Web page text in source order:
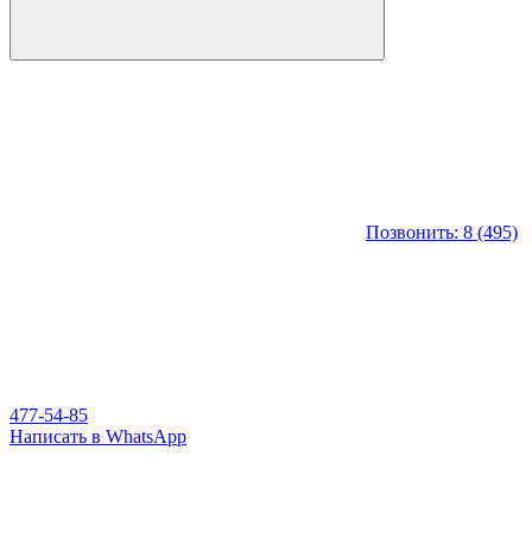
Позвонить: 8 (495)
477-54-85
Написать в WhatsApp